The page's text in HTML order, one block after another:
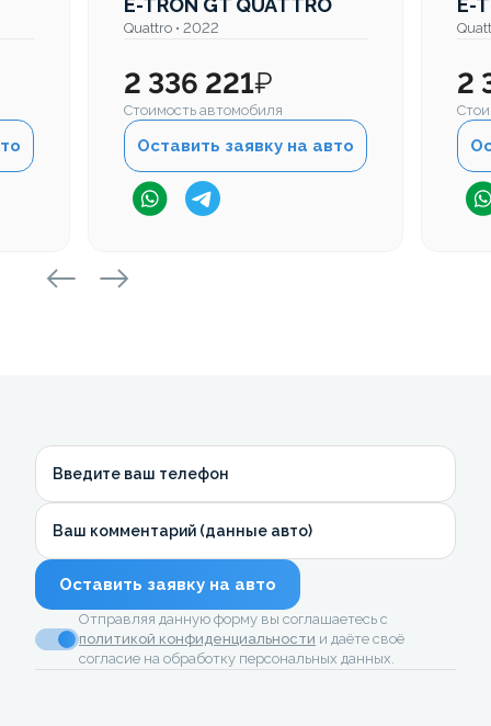
E-TRON GT QUATTRO
Quattro • 2022
2 336 221₽
Стоимость автомобиля
Оставить заявку на авто
E-
2
Введите ваш телефон
Ваш комментарий (данные авто)
Оставить заявку на авто
Отправляя данную форму вы соглашаетесь с
политикой конфиденциальности и даёте своё
согласие на обработку персональных данных.